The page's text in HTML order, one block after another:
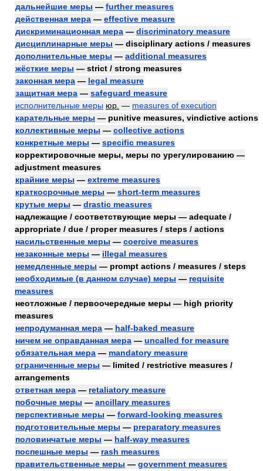
дальнейшие меры — further measures
действенная мера — effective measure
дискриминационная мера — discriminatory measure
дисциплинарные меры — disciplinary actions / measures
дополнительные меры — additional measures
жёсткие меры — strict / strong measures
законная мера — legal measure
защитная мера — safeguard measure
исполнительные меры юр. — measures of execution
карательные меры — punitive measures, vindictive actions
коллективные меры — collective actions
конкретные меры — specific measures
корректировочные меры, меры по урегулированию —
adjustment measures
крайние меры — extreme measures
краткосрочные меры — short-term measures
крутые меры — drastic measures
надлежащие / соответствующие меры — adequate /
appropriate / due / proper measures / steps / actions
насильственные меры — coercive measures
незаконные меры — illegal measures
немедленные меры — prompt actions / measures / steps
необходимые (в данном случае) меры — requisite
measures
неотложные / первоочередные меры — high priority
measures
непродуманная мера — half-baked measure
ничем не оправданная мера — uncalled for measure
обязательная мера — mandatory measure
ограниченные меры — limited / restrictive measures /
arrangements
ответная мера — retaliatory measure
побочные меры — ancillary measures
перспективные меры — forward-looking measures
подготовительные меры — preparatory measures
половинчатые меры — half-way measures
поспешные меры — rash measures
правительственные меры — government measures